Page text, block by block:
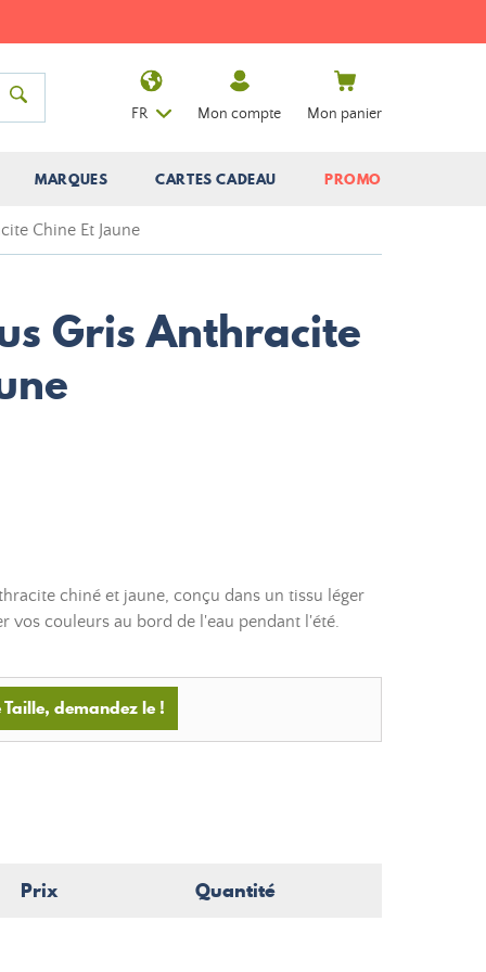
MARQUES CARTES CADEAU PROMO
FR Mon compte Mon panier
Chine Et Jaune
Gris Anthracite
chiné et jaune, conçu dans un tissu léger
vos couleurs au bord de l'eau pendant l'été.
demandez le !
Prix Quantité